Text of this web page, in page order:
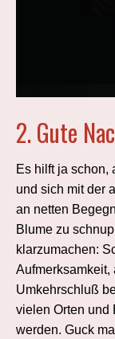
2. Gute
Es hilft ja schon,
und sich mit der
an netten
Blume zu
klarzumachen:
Aufmerksamkeit,
Umkehrschluß
vielen Orten und
werden. Guck